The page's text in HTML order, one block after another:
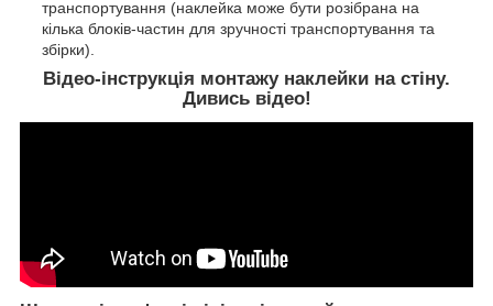
транспортування (наклейка може бути розібрана на
кілька блоків-частин для зручності транспортування та
збірки).
Відео-інструкція монтажу наклейки на стіну.
Дивись відео!